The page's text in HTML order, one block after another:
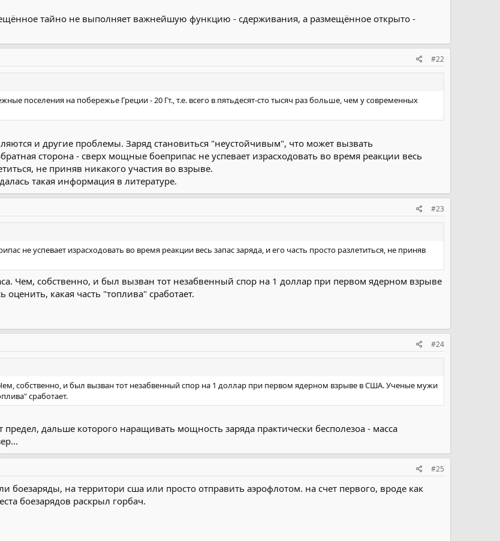
тайно не выполняет важнейшую функцию - сдерживания, а размещённое открыто -
#22
поселения на побережье Греции - 20 Гт., т.е. всего в пятьдесят-сто тысяч раз больше, чем у современных
и другие проблемы. Заряд становиться "неустойчивым", что может вызвать
сторона - сверх мощные боеприпас не успевает израсходовать во время реакции весь
не приняв никакого участия во взрыве.
такая информация в литературе.
#23
не успевает израсходовать во время реакции весь запас заряда, и его часть просто разлетиться, не приняв
Чем, собственно, и был вызван тот незабвенный спор на 1 доллар при первом ядерном взрыве
какая часть "топлива" сработает.
#24
собственно, и был вызван тот незабвенный спор на 1 доллар при первом ядерном взрыве в США. Ученые мужи
сработает.
предел, дальше которого наращивать мощность заряда практически бесполезоа - масса
#25
боезаряды, на территори сша или просто отправить аэрофлотом. на счет первого, вроде как
боезарядов раскрыл горбач.